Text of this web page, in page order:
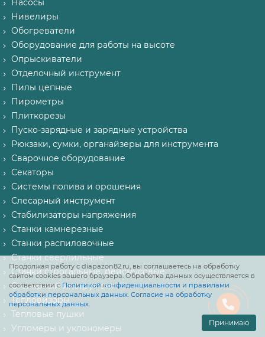
Продолжая работу с diapazon82.ru, вы соглашаетесь на обработку
сайтом cookies вашего браузера. Обработка данных осуществляется в
соответствии с Политикой конфиденциальности и правилами
обработки персональных данных. Согласие на обработку
персональных данных.
Принимаю
Насосы
Нивелиры
Обогреватели
Оборудование для работы на высоте
Опрыскиватели
Отделочный инструмент
Пилы цепные
Пирометры
Плиткорезы
Пуско-зарядные и зарядные устройства
Рюкзаки, сумки, органайзеры для инструмента
Сварочное оборудование
Секаторы
Системы полива и орошения
Слесарный инструмент
Стабилизаторы напряжения
Станки камнерезные
Станки распиловочные
Станки сверлильные
Станки строгальные, рейсмусовые
Столярный инструмент
Тепловизоры
Тепловые пушки
Угломеры и уклономеры